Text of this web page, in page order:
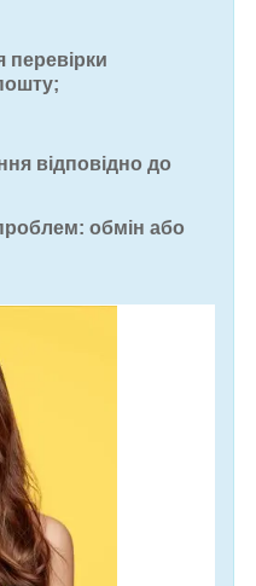
перевірки
відповідно до
обмін або